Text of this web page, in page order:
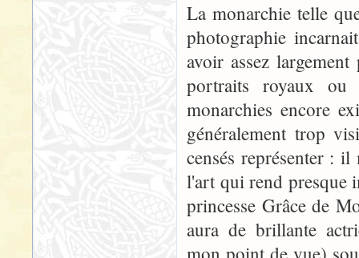
La monarchie telle
photographie
avoir assez
portraits royaux ou
monarchies encore
généralement trop
censés représenter :
l'art qui rend presque
princesse Grâce de
aura de brillante